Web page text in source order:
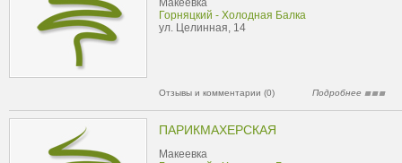
Макеевка
Горняцкий - Холодная Балка
ул. Целинная, 14
Отзывы и комментарии (0) Подробнее
ПАРИКМАХЕРСКАЯ
Макеевка